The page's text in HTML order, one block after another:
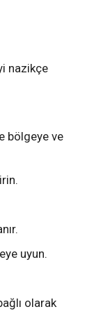
nazikçe
bölgeye ve
uyun.
olarak